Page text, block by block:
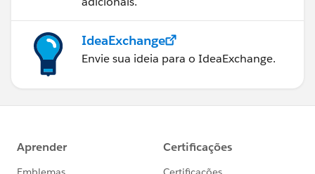
IdeaExchange
Envie sua ideia para o IdeaExchange.